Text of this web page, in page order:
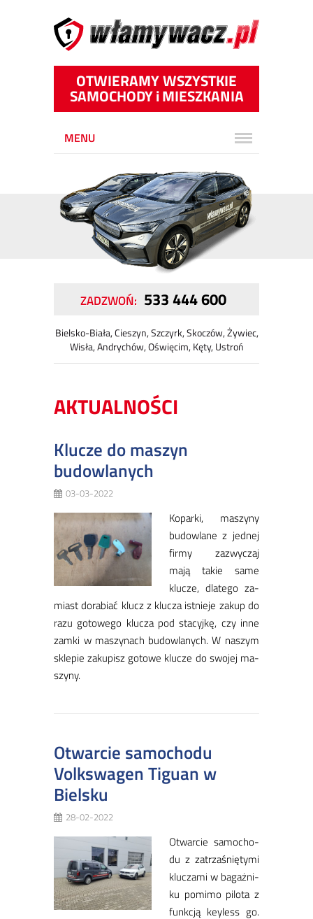
OTWIERAMY WSZYSTKIE
SAMOCHODYiMIESZKANIA
MENU
533 444 600
Bielsko-Biała, Cieszyn, Szczyrk, Skoczów, Żywiec,
Wisła, Andrychów, Oświęcim, Kęty, Ustroń
AKTUALNOŚCI
Klucze do maszyn
budowlanych
03-03-2022
Ko­par­ki, ma­szy­ny
bu­dow­la­ne z jed­nej
fir­my za­zwy­czaj
ma­ją ta­kie sa­me
klu­cze, dla­te­go za­
miast do­ra­biać klucz z klu­cza ist­nie­je za­kup do
ra­zu go­to­we­go klu­cza pod sta­cyj­kę, czy in­ne
zam­ki w ma­szy­nach bu­dow­la­nych. W na­szym
skle­pie za­kupisz go­to­we klu­cze do swo­jej ma­
szy­ny.
Otwarcie samochodu
Volkswagen Tiguan w
Bielsku
28-02-2022
Otwar­cie sa­mo­cho­
du z za­trza­śnię­ty­mi
klu­cza­mi w ba­gaż­ni­
ku po­mi­mo pi­lo­ta z
funk­cją key­less go.